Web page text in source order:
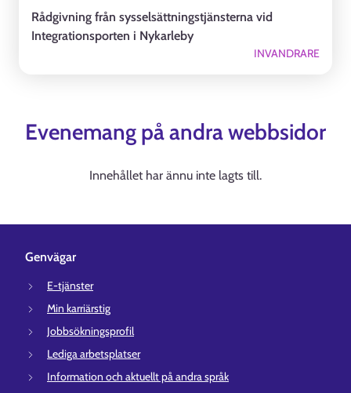
Rådgivning från sysselsättningstjänsterna vid
Integrationsporten i Nykarleby
INVANDRARE
Evenemang på andra webbsidor
Innehållet har ännu inte lagts till.
Genvägar
E-tjänster
Min karriärstig
Jobbsökningsprofil
Lediga arbetsplatser
Information och aktuellt på andra språk